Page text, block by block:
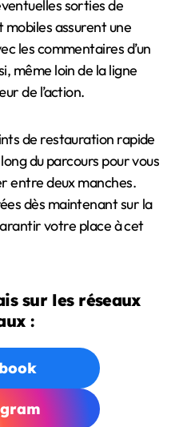
sorties de
assurent une
les commentaires d’un
même loin de la ligne
de l’action.
de restauration rapide
du parcours pour vous
entre deux manches.
dès maintenant sur la
votre place à cet
sur les réseaux
: